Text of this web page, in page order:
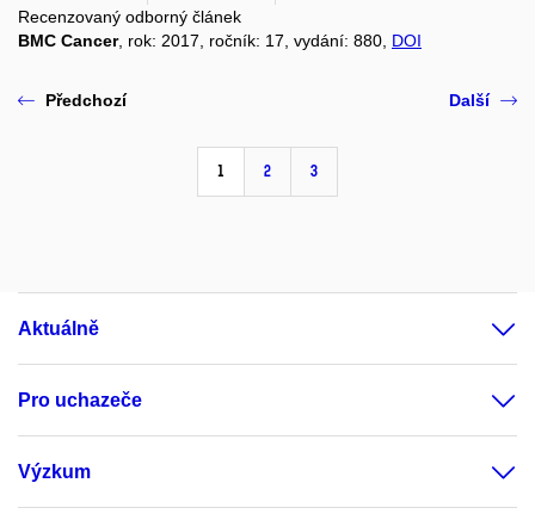
Recenzovaný odborný článek
BMC Cancer, rok: 2017, ročník: 17, vydání: 880, DOI
Předchozí
1 2 3
Další
Aktuálně
Pro uchazeče
Výzkum